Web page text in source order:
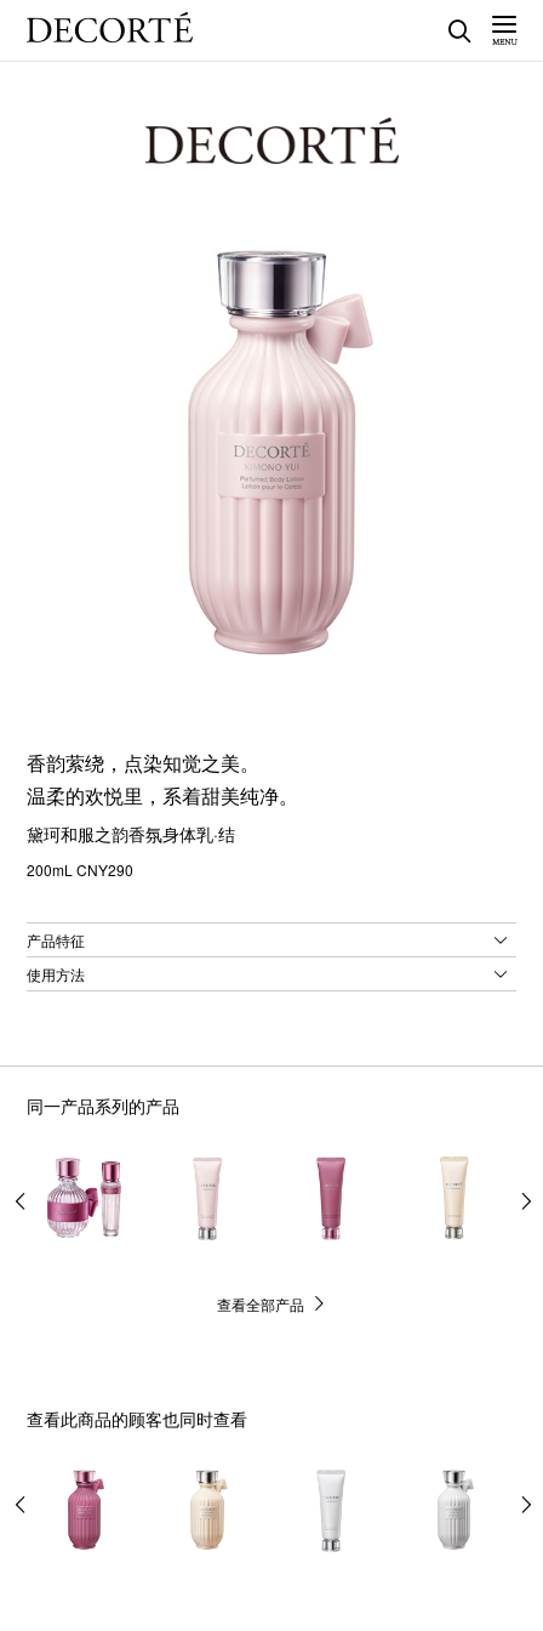
香韵萦绕，点染知觉之美。
温柔的欢悦里，系着甜美纯净。
黛珂和服之韵香氛身体乳·结
200mL CNY290
产品特征
使用方法
同一产品系列的产品
查看全部产品
查看此商品的顾客也同时查看